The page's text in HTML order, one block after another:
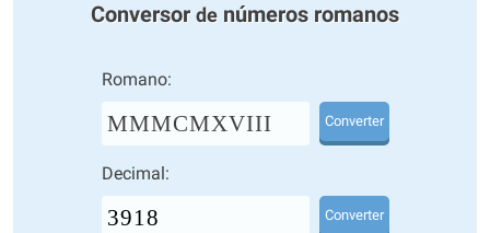
Conversor de números romanos
Romano:
MMMCMXVIII Converter
Decimal:
Converter